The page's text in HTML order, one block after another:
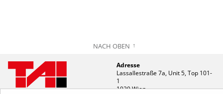
NACH OBEN
Adresse
Lassallestraße 7a, Unit 5, Top 101-
1
1020 Wien